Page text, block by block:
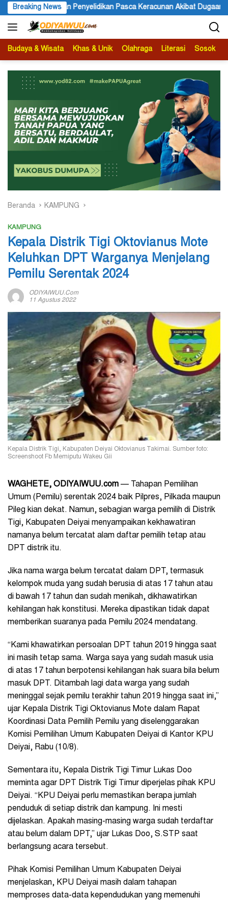
Langsung
ke
konten
Breaking News
Akibat Dugaan Menu MBG di Depapre Bupati
Budaya & Wisata Khas & Unik Olahraga Literasi Sosok
Beranda KAMPUNG
KAMPUNG
Kepala Distrik Tigi Oktovianus Mote
Keluhkan DPT Warganya Menjelang
Pemilu Serentak 2024
ODIYAIWUU.com
11 Agustus 2022
Kepala Distrik Tigi, Kabupaten Deiyai Oktovianus Takimai. Sumber foto:
Screenshoot Fb Memiputu Wakeu Gii
WAGHETE, ODIYAIWUU.com — Tahapan Pemilihan
Umum (Pemilu) serentak 2024 baik Pilpres, Pilkada maupun
Pileg kian dekat. Namun, sebagian warga pemilih di Distrik
Tigi, Kabupaten Deiyai menyampaikan kekhawatiran
namanya belum tercatat alam daftar pemilih tetap atau
DPT distrik itu.
Jika nama warga belum tercatat dalam DPT, termasuk
kelompok muda yang sudah berusia di atas 17 tahun atau
di bawah 17 tahun dan sudah menikah, dikhawatirkan
kehilangan hak konstitusi. Mereka dipastikan tidak dapat
memberikan suaranya pada Pemilu 2024 mendatang.
“Kami khawatirkan persoalan DPT tahun 2019 hingga saat
ini masih tetap sama. Warga saya yang sudah masuk usia
di atas 17 tahun berpotensi kehilangan hak suara bila belum
masuk DPT. Ditambah lagi data warga yang sudah
meninggal sejak pemilu terakhir tahun 2019 hingga saat ini,”
ujar Kepala Distrik Tigi Oktovianus Mote dalam Rapat
Koordinasi Data Pemilih Pemilu yang diselenggarakan
Komisi Pemilihan Umum Kabupaten Deiyai di Kantor KPU
Deiyai, Rabu (10/8).
Sementara itu, Kepala Distrik Tigi Timur Lukas Doo
meminta agar DPT Distrik Tigi Timur diperjelas pihak KPU
Deiyai. “KPU Deiyai perlu memastikan berapa jumlah
penduduk di setiap distrik dan kampung. Ini mesti
dijelaskan. Apakah masing-masing warga sudah terdaftar
atau belum dalam DPT,” ujar Lukas Doo, S.STP saat
berlangsung acara tersebut.
Pihak Komisi Pemilihan Umum Kabupaten Deiyai
menjelaskan, KPU Deiyai masih dalam tahapan
memproses data-data kependudukan yang memenuhi